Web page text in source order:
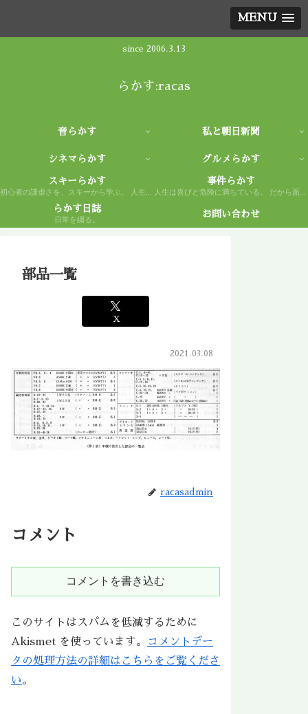
MENU
since 2006.3.13
らかす:racas
音らかす 私と朝日新聞
シネマらかす グルメらかす
スキーらかす
初心者の謙虚さを、スキーから学ぶ。 人生もまた然り。
事件らかす
人生は喜びと危険に満ちている。 だから面白い。
らかす日誌
日常を綴る。
お問い合わせ
部品一覧
X
2021.03.08
racasadmin
コメント
コメントを書き込む
このサイトはスパムを低減するために
Akismet を使っています。
コメントデー
タの処理方法の詳細はこちらをご覧くださ
い。